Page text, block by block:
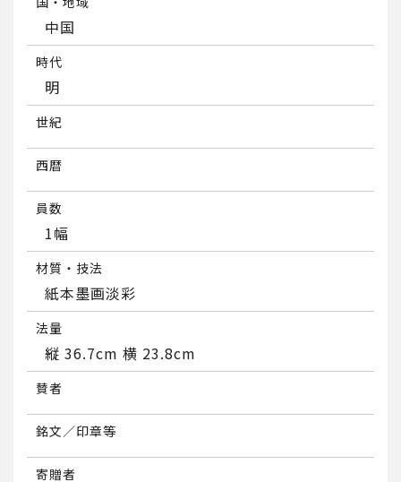
中国
時代
明
世紀
西暦
員数
1幅
材質・技法
紙本墨画淡彩
法量
縦 36.7cm 横 23.8cm
賛者
銘文／印章等
寄贈者